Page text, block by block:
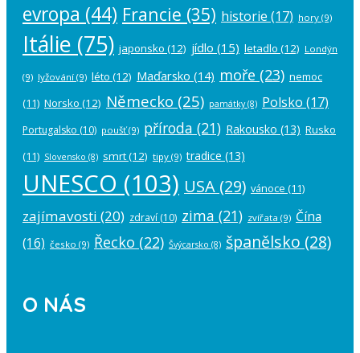
evropa (44) Francie (35) historie (17) hory (9)
Itálie (75) japonsko (12) jídlo (15) letadlo (12) Londýn
(9) lyžování (9) léto (12) Maďarsko (14) moře (23) nemoc
(11) Norsko (12) Německo (25) památky(8) Polsko (17)
Portugalsko (10) poušť(9) příroda (21) Rakousko (13) Rusko
(11) Slovensko (8) smrt(12) tipy (9) tradice (13)
UNESCO (103) USA (29) vánoce (11)
zajímavosti (20) zdraví (10) zima (21) zvířata (9) Čína
(16) česko (9) Řecko (22) Švýcarsko (8) španělsko (28)
O NÁS